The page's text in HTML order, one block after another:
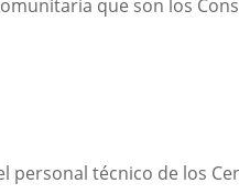
que son los
técnico de los